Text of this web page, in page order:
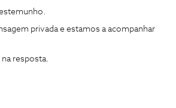
privada e estamos a acompanhar
resposta.